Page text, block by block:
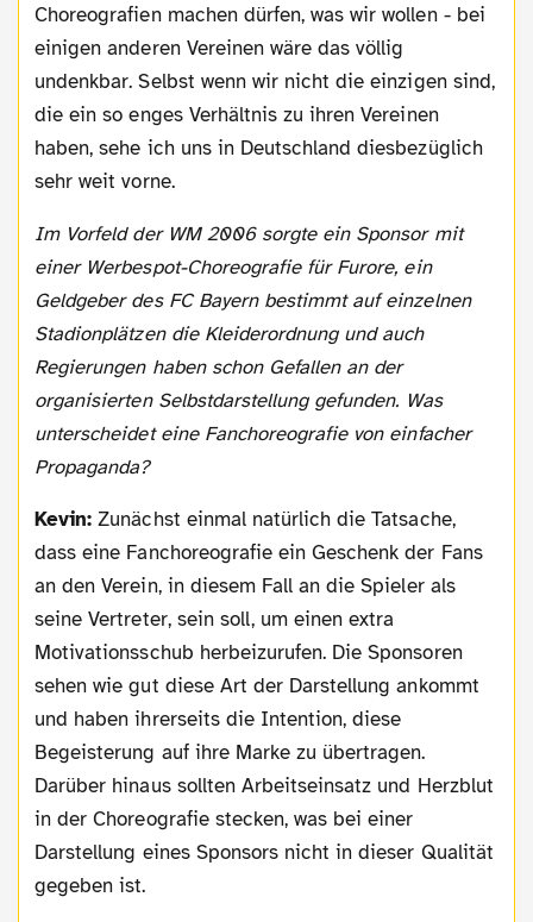
Choreografien machen dürfen, was wir wollen - bei
einigen anderen Vereinen wäre das völlig
undenkbar. Selbst wenn wir nicht die einzigen sind,
die ein so enges Verhältnis zu ihren Vereinen
haben, sehe ich uns in Deutschland diesbezüglich
sehr weit vorne.
Im Vorfeld der WM 2006 sorgte ein Sponsor mit
einer Werbespot-Choreografie für Furore, ein
Geldgeber des FC Bayern bestimmt auf einzelnen
Stadionplätzen die Kleiderordnung und auch
Regierungen haben schon Gefallen an der
organisierten Selbstdarstellung gefunden. Was
unterscheidet eine Fanchoreografie von einfacher
Propaganda?
Kevin: Zunächst einmal natürlich die Tatsache,
dass eine Fanchoreografie ein Geschenk der Fans
an den Verein, in diesem Fall an die Spieler als
seine Vertreter, sein soll, um einen extra
Motivationsschub herbeizurufen. Die Sponsoren
sehen wie gut diese Art der Darstellung ankommt
und haben ihrerseits die Intention, diese
Begeisterung auf ihre Marke zu übertragen.
Darüber hinaus sollten Arbeitseinsatz und Herzblut
in der Choreografie stecken, was bei einer
Darstellung eines Sponsors nicht in dieser Qualität
gegeben ist.